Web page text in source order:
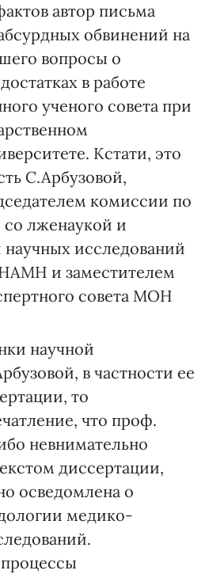
автор письма
обвинений на
вопросы о
в работе
ученого совета при
Кстати, это
С.Арбузовой,
комиссии по
лженаукой и
исследований
и заместителем
совета МОН
научной
в частности ее
то
что проф.
невнимательно
диссертации,
осведомлена о
медико-